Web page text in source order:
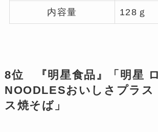
内容量 128ｇ
8位 『明星食品』「明星
NOODLESおいしさプラス
ス焼そば」